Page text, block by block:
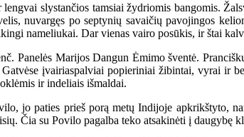
slystančios tamsiai žydriomis bangomis.
nuvargęs po septynių savaičių pavojingos
nameliukai. Dar vienas vairo posūkis, ir štai
Marijos Dangun Ėmimo šventė.
įvairiaspalviai popieriniai žibintai, vyrai ir
ir indeliais išmaldai.
jo paties prieš porą metų Indijoje apkrikštyto,
Čia su Povilo pagalba teko atsakinėti į daugybę